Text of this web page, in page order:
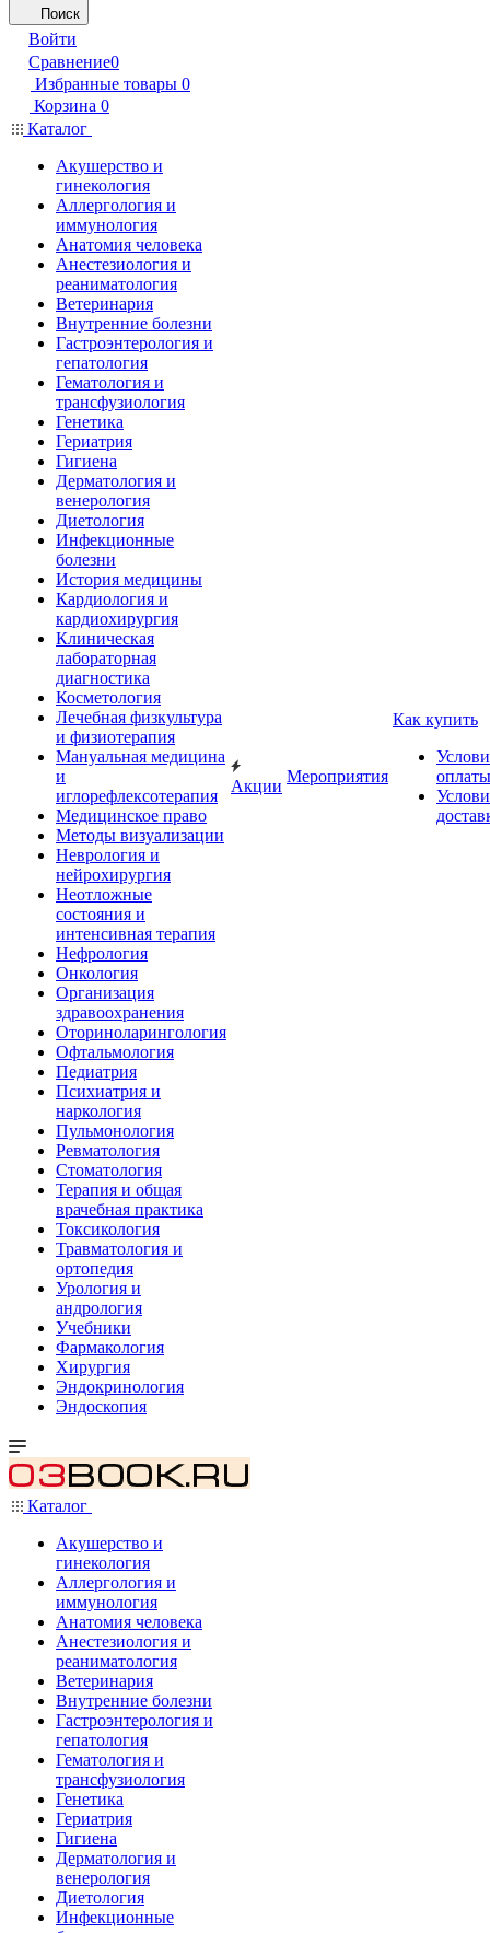
Поиск
Войти
Сравнение0
Избранные товары 0
Корзина 0
Каталог
Акушерство и
гинекология
Аллергология и
иммунология
Анатомия человека
Анестезиология и
реаниматология
Ветеринария
Внутренние болезни
Гастроэнтерология и
гепатология
Гематология и
трансфузиология
Генетика
Гериатрия
Гигиена
Дерматология и
венерология
Диетология
Инфекционные
болезни
История медицины
Кардиология и
кардиохирургия
Клиническая
лабораторная
диагностика
Косметология
Лечебная физкультура
и физиотерапия
Мануальная медицина
и
иглорефлексотерапия
Медицинское право
Методы визуализации
Неврология и
нейрохирургия
Неотложные
состояния и
интенсивная терапия
Нефрология
Онкология
Организация
здравоохранения
Оториноларингология
Офтальмология
Педиатрия
Психиатрия и
наркология
Пульмонология
Ревматология
Стоматология
Терапия и общая
врачебная практика
Токсикология
Травматология и
ортопедия
Урология и
андрология
Учебники
Фармакология
Хирургия
Эндокринология
Эндоскопия
Акции
Мероприятия
Как купить
оплаты
Каталог
Акушерство и
гинекология
Аллергология и
иммунология
Анатомия человека
Анестезиология и
реаниматология
Ветеринария
Внутренние болезни
Гастроэнтерология и
гепатология
Гематология и
трансфузиология
Генетика
Гериатрия
Гигиена
Дерматология и
венерология
Диетология
Инфекционные